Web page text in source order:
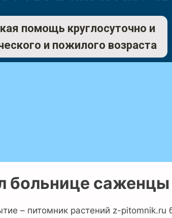
помощь круглосуточно и
и пожилого возраста
больнице саженцы
– питомник растений z-pitomnik.ru